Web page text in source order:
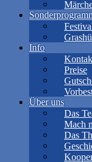
Info
Preise
Über uns
Das
Mach
Das